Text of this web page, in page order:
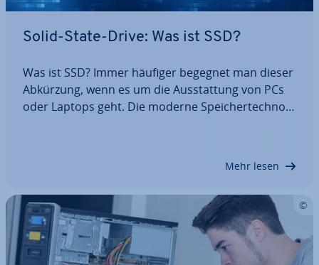
Solid-State-Drive: Was ist SSD?
Was ist SSD? Immer häufiger begegnet man dieser
Abkürzung, wenn es um die Aus­stat­tung von PCs
oder Laptops geht. Die moderne Spei­cher­tech­no­
Mehr lesen